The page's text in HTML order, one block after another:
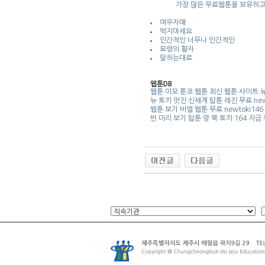
가장 많은 무료웹툰을 보유하
여우자매
먹지마세요
인간적인 너무나 인간적인
묘령의 황자
말하는대로
웹툰DB
웹툰 이모 툰코 웹툰 최신 웹툰 사이트
뉴 토끼
멋진 신세계 탑툰 레진 무료
웹툰 보기
비엘 웹툰 무료 newtoki146
반 미리 보기
탑툰 앙 북 토끼 164 지금